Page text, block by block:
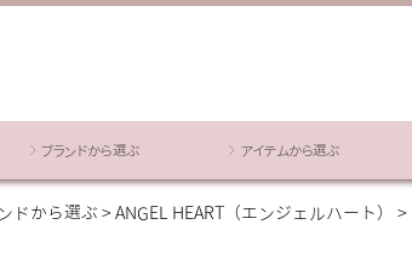
ブランドから選ぶ アイテムから選ぶ
ドから選ぶ ANGEL HEART（エンジェルハート）